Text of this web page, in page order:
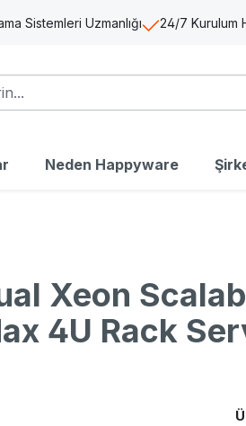
Sistemleri Uzmanlığı 24/7 Kurulum
Neden Happyware
Xeon
4U Rack